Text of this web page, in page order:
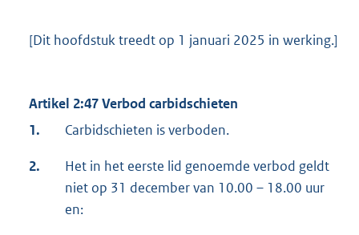
[Dit hoofdstuk treedt op 1 januari 2025 in werking.]
Artikel 2:47 Verbod carbidschieten
1.
Carbidschieten is verboden.
2.
Het in het eerste lid genoemde verbod geldt
niet op 31 december van 10.00 – 18.00 uur
en: